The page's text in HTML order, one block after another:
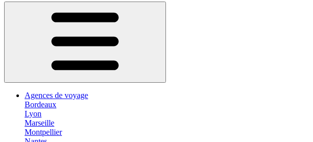
Agences de voyage
Bordeaux
Lyon
Marseille
Montpellier